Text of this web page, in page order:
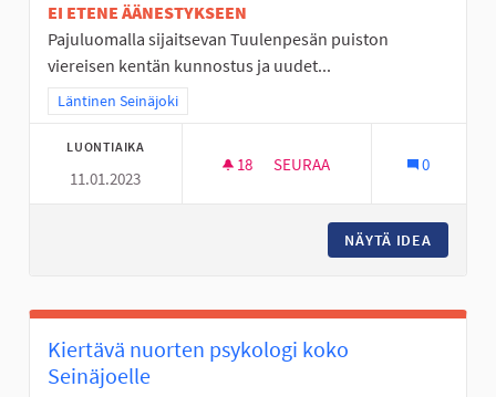
EI ETENE ÄÄNESTYKSEEN
Pajuluomalla sijaitsevan Tuulenpesän puiston
viereisen kentän kunnostus ja uudet...
Rajaa tulokset teeman mukaan: Läntinen Seinäjoki
Läntinen Seinäjoki
LUONTIAIKA
11.01.2023
18 18 SEURAAJAA
SEURAA 0
NÄYTÄ IDEA
Kiertävä nuorten psykologi koko
Seinäjoelle